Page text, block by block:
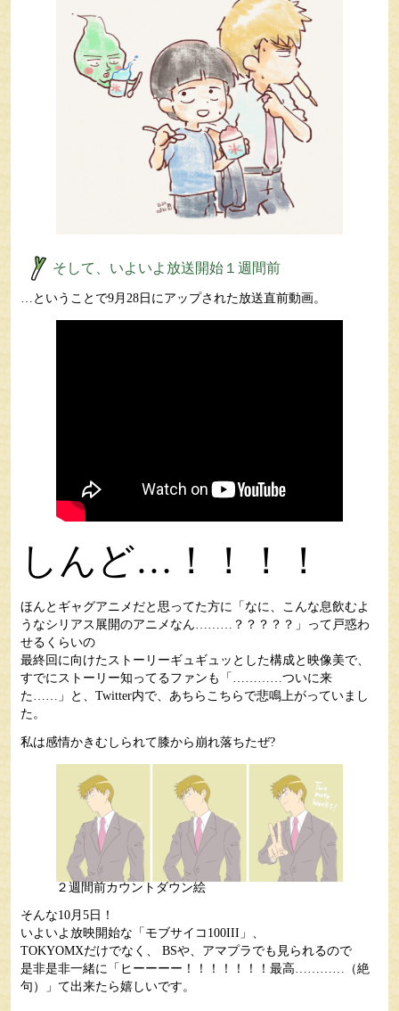
そして、いよいよ放送開始１週間前
…ということで9月28日にアップされた放送直前動画。
しんど…！！！！
ほんとギャグアニメだと思ってた方に「なに、こんな息飲むよ
うなシリアス展開のアニメなん………？？？？？」って戸惑わ
せるくらいの
最終回に向けたストーリーギュギュッとした構成と映像美で、
すでにストーリー知ってるファンも「…………ついに来
た……」と、Twitter内で、あちらこちらで悲鳴上がっていまし
た。
私は感情かきむしられて膝から崩れ落ちたぜ?
２週間前カウントダウン絵
そんな10月5日！
いよいよ放映開始な「モブサイコ100III」、
TOKYOMXだけでなく、 BSや、アマプラでも見られるので
是非是非一緒に「ヒーーーー！！！！！！！最高…………（絶
句）」て出来たら嬉しいです。